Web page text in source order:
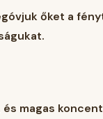
őket a
magas